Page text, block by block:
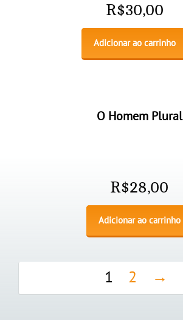
R$30,00
Adicionar ao carrinho
O Homem Plural
R$28,00
Adicionar ao carrinho
1 2 →